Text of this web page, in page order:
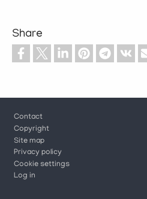
Share
Footer
Contact
Copyright
Site map
Privacy policy
Cookie settings
Log in